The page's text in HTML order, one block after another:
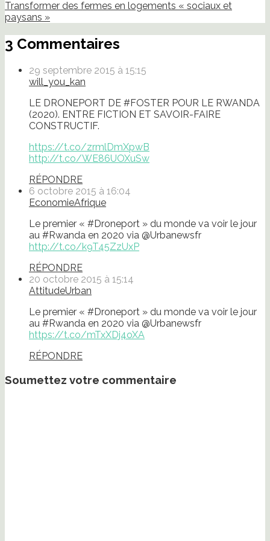
Transformer des fermes en logements « sociaux et
paysans »
3 Commentaires
29 septembre 2015 à 15:15
will_you_kan
LE DRONEPORT DE #FOSTER POUR LE RWANDA
(2020). ENTRE FICTION ET SAVOIR-FAIRE
CONSTRUCTIF.
https://t.co/zrmlDmXpwB
http://t.co/WE86UOXuSw
RÉPONDRE
6 octobre 2015 à 16:04
EconomieAfrique
Le premier « #Droneport » du monde va voir le jour
au #Rwanda en 2020 via @Urbanewsfr
http://t.co/k9T45ZzUxP
RÉPONDRE
20 octobre 2015 à 15:14
AttitudeUrban
Le premier « #Droneport » du monde va voir le jour
au #Rwanda en 2020 via @Urbanewsfr
https://t.co/mTxXDj4oXA
RÉPONDRE
Soumettez votre commentaire